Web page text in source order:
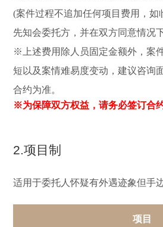
(案件过程不追加任何项目费用，如
先知会委托方，并在双方同意情况
※上述费用除人员固定金额外，案
短以及案情难易度变动，建议咨询
合约为准。
※为保障双方权益，请务必签订合约
2.项目制
适用于委托人怀疑有外遇迹象但手
项目